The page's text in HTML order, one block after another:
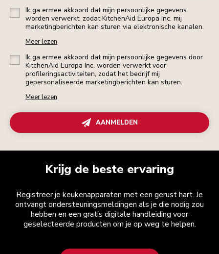
Ik ga ermee akkoord dat mijn persoonlijke gegevens
worden verwerkt, zodat KitchenAid Europa Inc. mij
marketingberichten kan sturen via elektronische kanalen.
Meer lezen
Ik ga ermee akkoord dat mijn persoonlijke gegevens door
KitchenAid Europa Inc. worden verwerkt voor
profileringsactiviteiten, zodat het bedrijf mij
gepersonaliseerde marketingberichten kan sturen.
Meer lezen
AANMELDEN
Krijg de beste ervaring
Registreer je keukenapparaten met een gerust hart. Je
ontvangt ondersteuningsmeldingen als je die nodig zou
hebben en een gratis digitale handleiding voor
geselecteerde producten om je op weg te helpen.